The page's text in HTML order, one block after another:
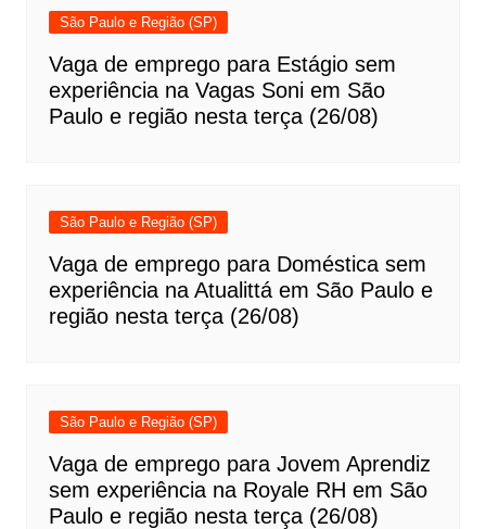
São Paulo e Região (SP)
Vaga de emprego para Estágio sem
experiência na Vagas Soni em São
Paulo e região nesta terça (26/08)
São Paulo e Região (SP)
Vaga de emprego para Doméstica sem
experiência na Atualittá em São Paulo e
região nesta terça (26/08)
São Paulo e Região (SP)
Vaga de emprego para Jovem Aprendiz
sem experiência na Royale RH em São
Paulo e região nesta terça (26/08)